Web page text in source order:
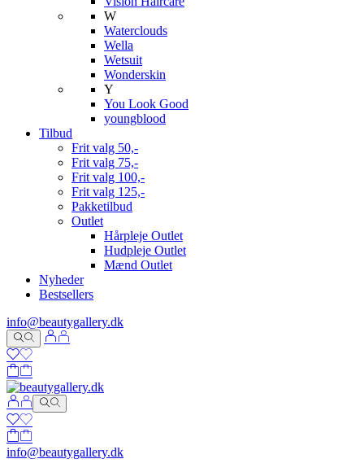
W
Waterclouds
Wella
Wetsuit
Wonderskin
Y
You Look Good
youngblood
Tilbud
Frit valg 50,-
Frit valg 75,-
Frit valg 100,-
Frit valg 125,-
Pakketilbud
Outlet
Hårpleje Outlet
Hudpleje Outlet
Mænd Outlet
Nyheder
Bestsellers
info@beautygallery.dk
info@beautygallery.dk